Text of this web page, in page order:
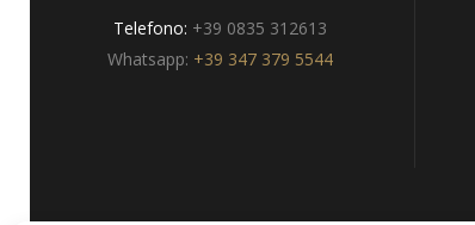
Telefono: +39 0835 312613
Whatsapp: +39 347 379 5544